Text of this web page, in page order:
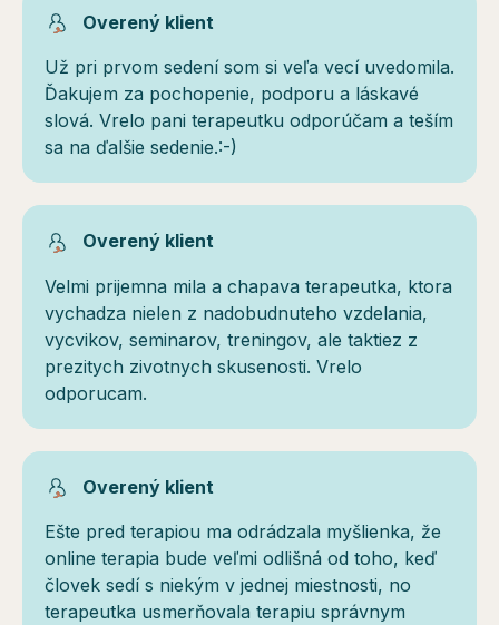
Overený klient
Už pri prvom sedení som si veľa vecí uvedomila.
Ďakujem za pochopenie, podporu a láskavé
slová. Vrelo pani terapeutku odporúčam a teším
sa na ďalšie sedenie.:-)
Overený klient
Velmi prijemna mila a chapava terapeutka, ktora
vychadza nielen z nadobudnuteho vzdelania,
vycvikov, seminarov, treningov, ale taktiez z
prezitych zivotnych skusenosti. Vrelo
odporucam.
Overený klient
Ešte pred terapiou ma odrádzala myšlienka, že
online terapia bude veľmi odlišná od toho, keď
človek sedí s niekým v jednej miestnosti, no
terapeutka usmerňovala terapiu správnym